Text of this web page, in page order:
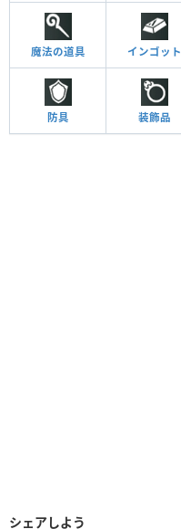
魔法の道具 インゴット
防具 装飾品
シェアしよう